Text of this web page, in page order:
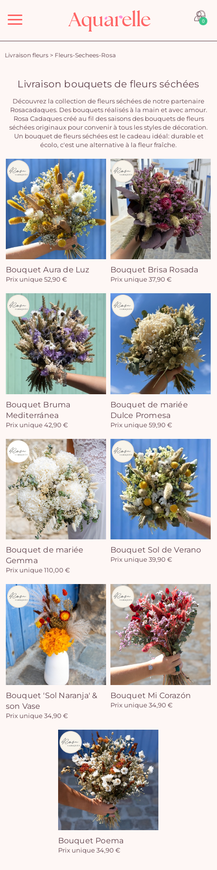
Menu 0
Livraison fleurs > Fleurs-Sechees-Rosa
Livraison bouquets de fleurs séchées
Découvrez la collection de fleurs séchées de notre partenaire
Rosacadaques. Des bouquets réalisés à la main et avec amour.
Rosa Cadaques créé au fil des saisons des bouquets de fleurs
séchées originaux pour convenir à tous les styles de décoration.
Un bouquet de fleurs séchées est le cadeau idéal: durable et
écolo, c'est une alternative à la fleur fraîche.
Bouquet Aura de Luz
Prix unique 52,90 €
Bouquet Brisa Rosada
Prix unique 37,90 €
Bouquet Bruma
Mediterránea
Prix unique 42,90 €
Bouquet de mariée
Dulce Promesa
Prix unique 59,90 €
Bouquet de mariée
Gemma
Prix unique 110,00 €
Bouquet Sol de Verano
Prix unique 39,90 €
Bouquet 'Sol Naranja' &
son Vase
Prix unique 34,90 €
Bouquet Mi Corazón
Prix unique 34,90 €
Bouquet Poema
Prix unique 34,90 €